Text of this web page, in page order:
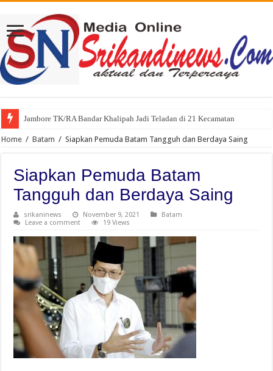
Jambore TK/RA Bandar Khalipah Jadi Teladan di 21 Kecamatan
Home / Batam / Siapkan Pemuda Batam Tangguh dan Berdaya Saing
Siapkan Pemuda Batam
Tangguh dan Berdaya Saing
srikaninews November 9, 2021
Batam
Leave a comment
19 Views